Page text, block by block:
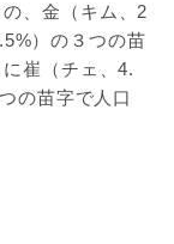
、金（キム、2
）の３つの苗
崔（チェ、4.
の苗字で人口